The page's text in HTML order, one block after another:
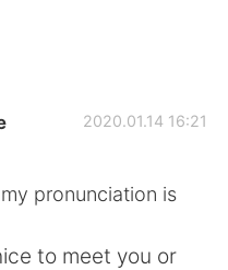
2020.01.14 16:21
pronunciation is
to meet you or